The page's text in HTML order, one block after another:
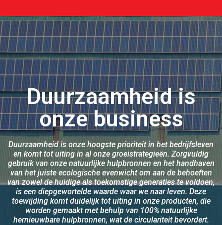
Duurzaamheid is
onze business
Duurzaamheid is onze hoogste prioriteit in het bedrijfsleven
en komt tot uiting in al onze groeistrategieën. Zorgvuldig
gebruik van onze natuurlijke hulpbronnen en het handhaven
van het juiste ecologische evenwicht om aan de behoeften
van zowel de huidige als toekomstige generaties te voldoen,
is een diepgewortelde waarde waar we naar leven. Deze
toewijding komt duidelijk tot uiting in onze producten, die
worden gemaakt met behulp van 100% natuurlijke
hernieuwbare hulpbronnen, wat de circulariteit bevordert.